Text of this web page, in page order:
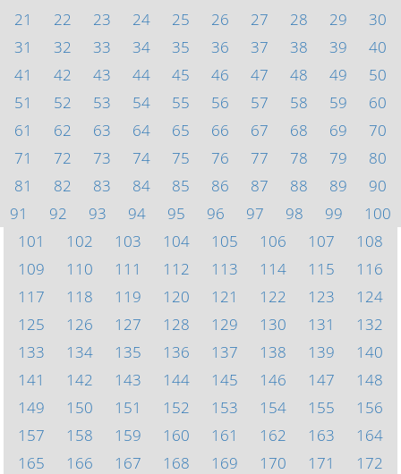
21
22 23 24 25 26 27 28 29
30
31
32 33 34 35 36 37 38 39
40
41
42 43 44 45 46 47 48 49
50
51
52 53 54 55 56 57 58 59
60
61
62 63 64 65 66 67 68 69
70
71
72 73 74 75 76 77 78 79
80
81
82 83 84 85 86 87 88 89
90
91
92 93 94 95 96 97 98 99
100
101
102 103 104 105 106 107
108
109
110 111 112 113 114 115
116
117
118 119 120 121 122 123
124
125
126 127 128 129 130 131
132
133
134 135 136 137 138 139
140
141
142 143 144 145 146 147
148
149
150 151 152 153 154 155
156
157
158 159 160 161 162 163
164
165
166 167 168 169 170 171
172